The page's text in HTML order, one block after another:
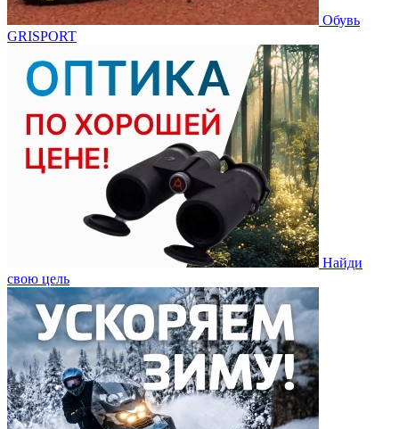
Обувь
GRISPORT
Найди
свою цель